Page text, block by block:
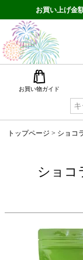
お買い上げ金
お買い物ガイド
トップページ ショコ
ショコ